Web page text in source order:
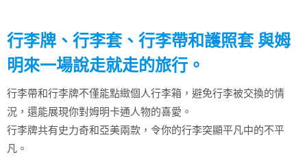
行李牌、行李套、行李帶和護照套 與姆
明來一場說走就走的旅行。
行李帶和行李牌不僅能點緻個人行李箱，避免行李被交換的情
況，還能展現你對姆明卡通人物的喜愛。
行李牌共有史力奇和亞美兩款，令你的行李突顯平凡中的不平
凡。